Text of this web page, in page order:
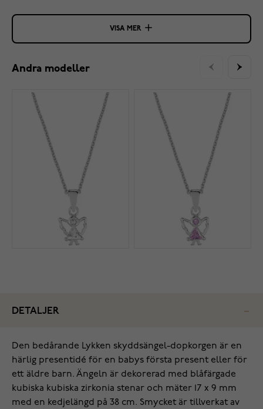
VISA MER
Andra modeller
DETALJER
Den bedårande Lykken skyddsängel-dopkorgen är en
härlig presentidé för en babys första present eller för
ett äldre barn. Ängeln är dekorerad med blåfärgade
kubiska kubiska zirkonia stenar och mäter 17 x 9 mm
med en kedjelängd på 38 cm. Smycket är tillverkat av